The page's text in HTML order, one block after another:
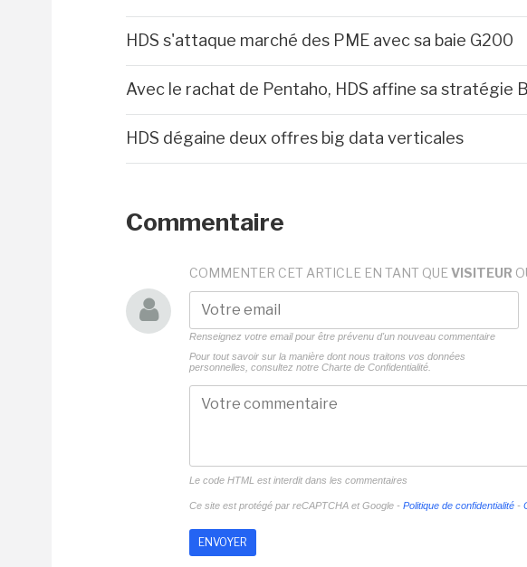
HDS s'attaque marché des PME avec sa baie G200
Avec le rachat de Pentaho, HDS affine sa stratégie BI
HDS dégaine deux offres big data verticales
Commentaire
COMMENTER CET ARTICLE EN TANT QUE VISITEUR
Renseignez votre email pour être prévenu d'un nouveau commentaire
Pour tout savoir sur la manière dont nous traitons vos données
personnelles, consultez notre Charte de Confidentialité.
Le code HTML est interdit dans les commentaires
Ce site est protégé par reCAPTCHA et Google - Politique de confidentialité -